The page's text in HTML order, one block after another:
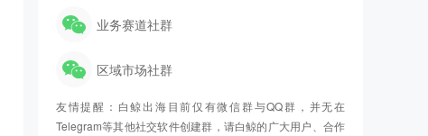
业务赛道社群
区域市场社群
友情提醒：白鲸出海目前仅有微信群与QQ群，并无在
Telegram等其他社交软件创建群，请白鲸的广大用户、合作